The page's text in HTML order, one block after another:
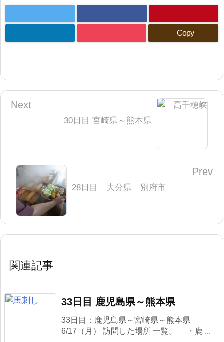
Copy
30日目 宮崎県～熊本県
Next
28日目 大分県 別府市
Prev
関連記事
33日目 鹿児島県～熊本県
33日目：鹿児島県～宮崎県～熊本県
6/17（月） 訪問した場所 一覧。 ・鹿 ...